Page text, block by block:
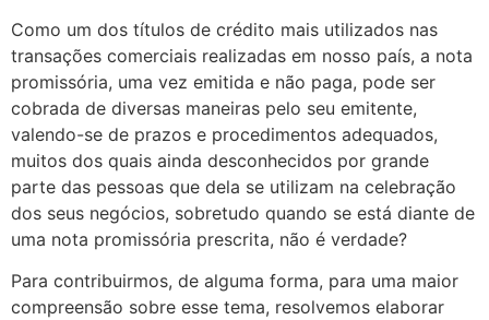
Como um dos títulos de crédito mais utilizados nas
transações comerciais realizadas em nosso país, a nota
promissória, uma vez emitida e não paga, pode ser
cobrada de diversas maneiras pelo seu emitente,
valendo-se de prazos e procedimentos adequados,
muitos dos quais ainda desconhecidos por grande
parte das pessoas que dela se utilizam na celebração
dos seus negócios, sobretudo quando se está diante de
uma nota promissória prescrita, não é verdade?
Para contribuirmos, de alguma forma, para uma maior
compreensão sobre esse tema, resolvemos elaborar